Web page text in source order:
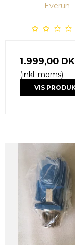
Everun
1.999,00
(inkl. moms)
VIS